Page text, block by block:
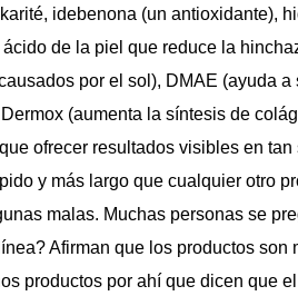
idebenona (un antioxidante),
de la piel que reduce la
​​por el sol), DMAE (ayuda a
(aumenta la síntesis de
ofrecer resultados visibles en
y más largo que cualquier otro
malas. Muchas personas se
Afirman que los productos son
productos por ahí que dicen que